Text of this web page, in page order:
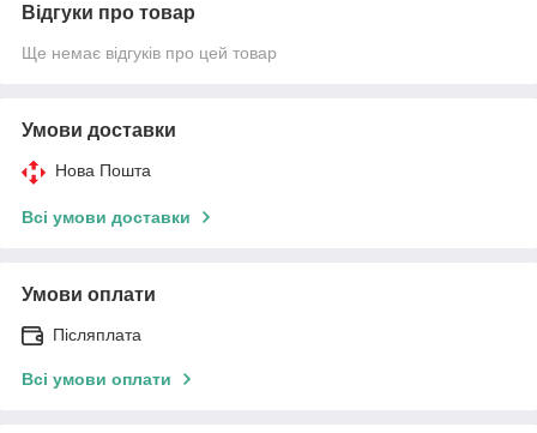
Відгуки про товар
Ще немає відгуків про цей товар
Умови доставки
Нова Пошта
Всі умови доставки
Умови оплати
Післяплата
Всі умови оплати